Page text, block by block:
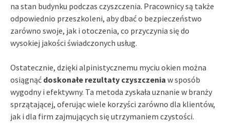
na stan budynku podczas czyszczenia. Pracownicy są także
odpowiednio przeszkoleni, aby dbać o bezpieczeństwo
zarówno swoje, jak i otoczenia, co przyczynia się do
wysokiej jakości świadczonych usług.
Ostatecznie, dzięki alpinistycznemu myciu okien można
osiągnąć doskonałe rezultaty czyszczenia w sposób
wygodny i efektywny. Ta metoda zyskała uznanie w branży
sprzątającej, oferując wiele korzyści zarówno dla klientów,
jak i dla firm zajmujących się utrzymaniem czystości.